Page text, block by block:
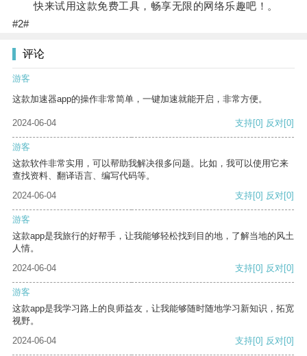
快来试用这款免费工具，畅享无限的网络乐趣吧！。
#2#
评论
游客
这款加速器app的操作非常简单，一键加速就能开启，非常方便。
2024-06-04 支持[0] 反对[0]
游客
这款软件非常实用，可以帮助我解决很多问题。比如，我可以使用它来
查找资料、翻译语言、编写代码等。
2024-06-04
支持[0] 反对[0]
游客
这款app是我旅行的好帮手，让我能够轻松找到目的地，了解当地的风土
人情。
2024-06-04
支持[0] 反对[0]
游客
这款app是我学习路上的良师益友，让我能够随时随地学习新知识，拓宽
视野。
2024-06-04
支持[0] 反对[0]